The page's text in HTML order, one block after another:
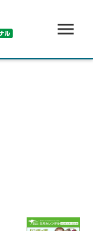
menu